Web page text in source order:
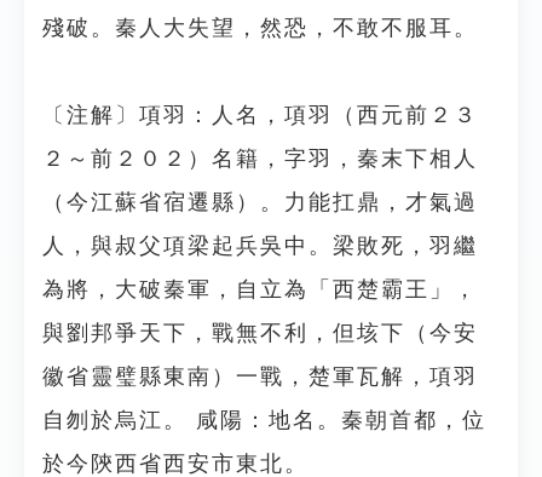
殘破。秦人大失望，然恐，不敢不服耳。
〔注解〕項羽：人名，項羽（西元前２３
２～前２０２）名籍，字羽，秦末下相人
（今江蘇省宿遷縣）。力能扛鼎，才氣過
人，與叔父項梁起兵吳中。梁敗死，羽繼
為將，大破秦軍，自立為「西楚霸王」，
與劉邦爭天下，戰無不利，但垓下（今安
徽省靈璧縣東南）一戰，楚軍瓦解，項羽
自刎於烏江。 咸陽：地名。秦朝首都，位
於今陝西省西安市東北。